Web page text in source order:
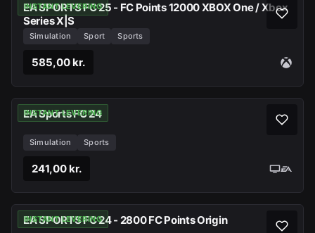
INSTANT LEVERING
EA SPORTS FC 25 - FC Points 12000 XBOX One / Xbox
Series X|S
Simulation Sport Sports
585,00 kr.
INSTANT LEVERING
EA Sports FC 24
Simulation Sports
241,00 kr.
INSTANT LEVERING
EA SPORTS FC 24 - 2800 FC Points Origin